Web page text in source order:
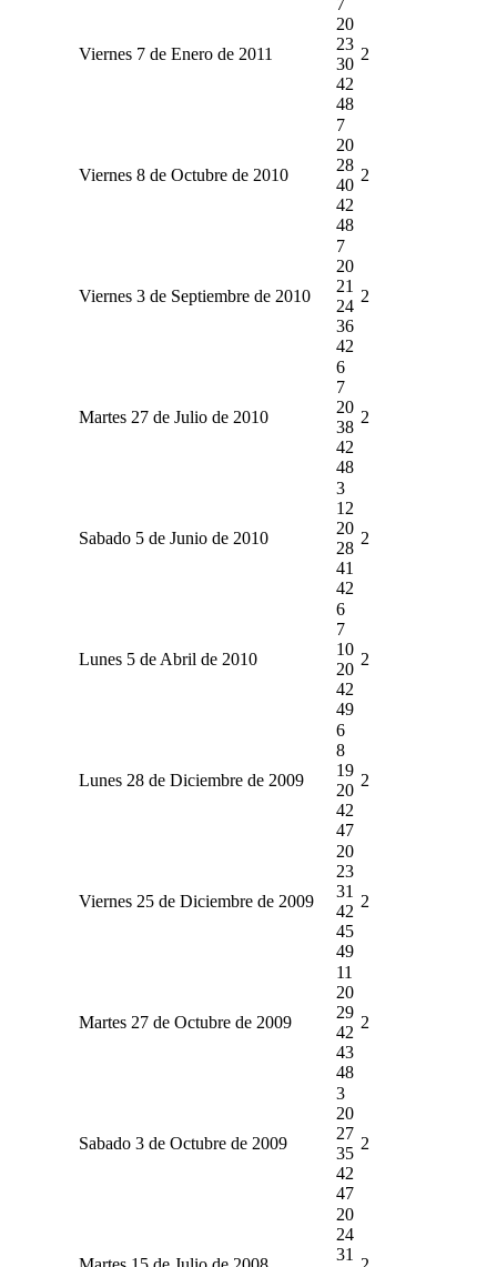
Viernes 7 de Enero de 2011
20
23
30
42
48
2
Viernes 8 de Octubre de 2010
7
20
28
40
42
48
2
Viernes 3 de Septiembre de 2010
7
20
21
24
36
42
2
Martes 27 de Julio de 2010
6
7
20
38
42
48
2
Sabado 5 de Junio de 2010
3
12
20
28
41
42
2
Lunes 5 de Abril de 2010
6
7
10
20
42
49
2
Lunes 28 de Diciembre de 2009
6
8
19
20
42
47
2
Viernes 25 de Diciembre de 2009
20
23
31
42
45
49
2
Martes 27 de Octubre de 2009
11
20
29
42
43
48
2
Sabado 3 de Octubre de 2009
3
20
27
35
42
47
2
20
24
31